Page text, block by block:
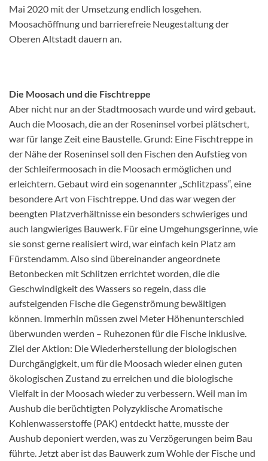
Mai 2020 mit der Umsetzung endlich losgehen.
Moosachöffnung und barrierefreie Neugestaltung der
Oberen Altstadt dauern an.
Die Moosach und die Fischtreppe
Aber nicht nur an der Stadtmoosach wurde und wird gebaut.
Auch die Moosach, die an der Roseninsel vorbei plätschert,
war für lange Zeit eine Baustelle. Grund: Eine Fischtreppe in
der Nähe der Roseninsel soll den Fischen den Aufstieg von
der Schleifermoosach in die Moosach ermöglichen und
erleichtern. Gebaut wird ein sogenannter „Schlitzpass“, eine
besondere Art von Fischtreppe. Und das war wegen der
beengten Platzverhältnisse ein besonders schwieriges und
auch langwieriges Bauwerk. Für eine Umgehungsgerinne, wie
sie sonst gerne realisiert wird, war einfach kein Platz am
Fürstendamm. Also sind übereinander angeordnete
Betonbecken mit Schlitzen errichtet worden, die die
Geschwindigkeit des Wassers so regeln, dass die
aufsteigenden Fische die Gegenströmung bewältigen
können. Immerhin müssen zwei Meter Höhenunterschied
überwunden werden – Ruhezonen für die Fische inklusive.
Ziel der Aktion: Die Wiederherstellung der biologischen
Durchgängigkeit, um für die Moosach wieder einen guten
ökologischen Zustand zu erreichen und die biologische
Vielfalt in der Moosach wieder zu verbessern. Weil man im
Aushub die berüchtigten Polyzyklische Aromatische
Kohlenwasserstoffe (PAK) entdeckt hatte, musste der
Aushub deponiert werden, was zu Verzögerungen beim Bau
führte. Jetzt aber ist das Bauwerk zum Wohle der Fische und